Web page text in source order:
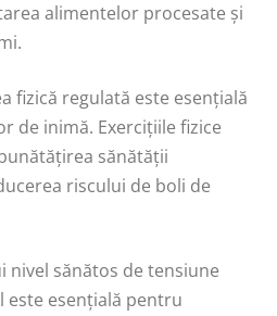
alimentelor procesate și
fizică regulată este esențială
de inimă. Exercițiile fizice
sănătății
riscului de boli de
nivel sănătos de tensiune
este esențială pentru